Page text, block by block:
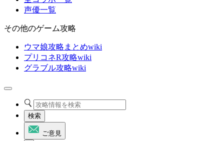
声優一覧
その他のゲーム攻略
ウマ娘攻略まとめwiki
プリコネR攻略wiki
グラブル攻略wiki
検索
ご意見